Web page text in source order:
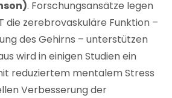
. Forschungsansätze legen
die zerebrovaskuläre Funktion –
des Gehirns – unterstützen
wird in einigen Studien ein
reduziertem mentalem Stress
Verbesserung der